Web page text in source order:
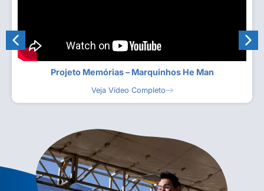
Projeto Memórias – Marquinhos He Man
Veja Vídeo Completo